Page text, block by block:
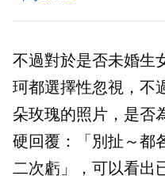
不過對於是否未婚生
珂都選擇性忽視，不
朵玫瑰的照片，是否
硬回覆：「別扯～都
二次虧」，可以看出